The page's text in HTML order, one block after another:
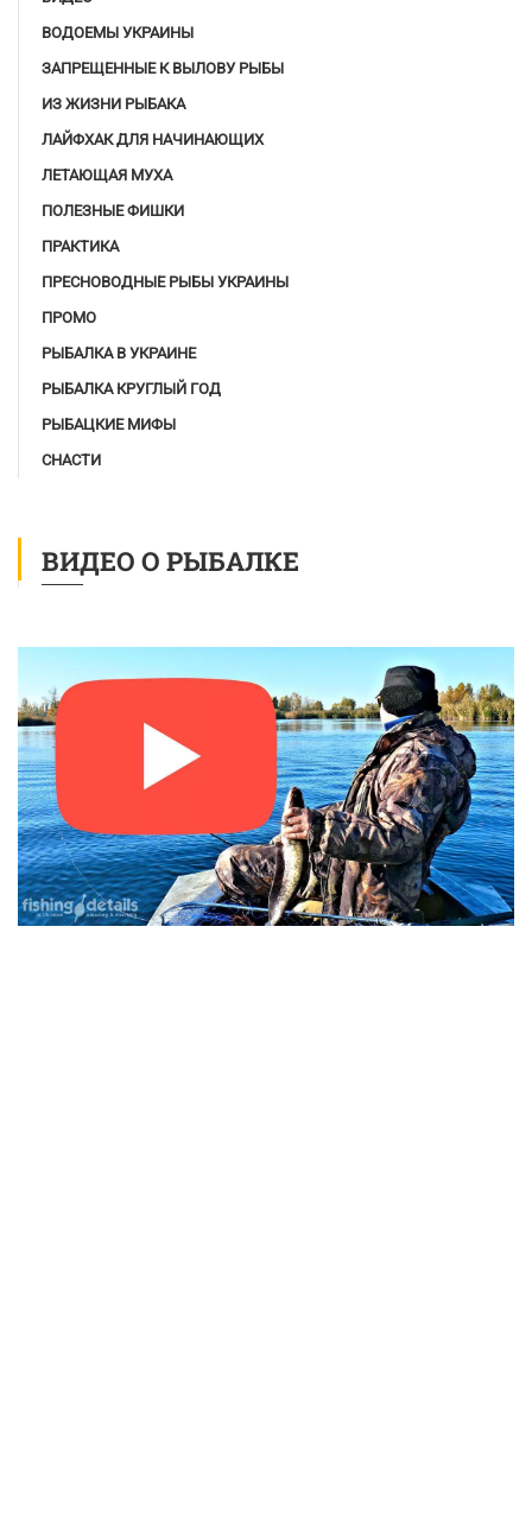
ВОДОЕМЫ УКРАИНЫ
ЗАПРЕЩЕННЫЕ К ВЫЛОВУ РЫБЫ
ИЗ ЖИЗНИ РЫБАКА
ЛАЙФХАК ДЛЯ НАЧИНАЮЩИХ
ЛЕТАЮЩАЯ МУХА
ПОЛЕЗНЫЕ ФИШКИ
ПРАКТИКА
ПРЕСНОВОДНЫЕ РЫБЫ УКРАИНЫ
ПРОМО
РЫБАЛКА В УКРАИНЕ
РЫБАЛКА КРУГЛЫЙ ГОД
РЫБАЦКИЕ МИФЫ
СНАСТИ
ВИДЕО О РЫБАЛКЕ